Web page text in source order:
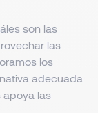
son las
las
los
adecuada
las